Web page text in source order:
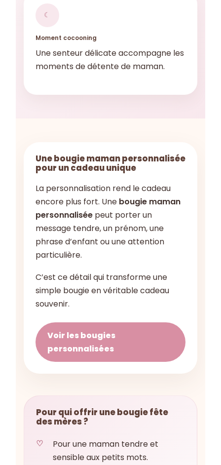
☾
Moment cocooning
Une senteur délicate accompagne les
moments de détente de maman.
Une bougie maman personnalisée
pour un cadeau unique
La personnalisation rend le cadeau
encore plus fort. Une bougie maman
personnaliséepeut porter un
message tendre, un prénom, une
phrase d’enfant ou une attention
particulière.
C’est ce détail qui transforme une
simple bougie en véritable cadeau
souvenir.
Voir les bougies
personnalisées
Pour qui offrir une bougie fête
des mères ?
Pour une maman tendre et
sensible aux petits mots.